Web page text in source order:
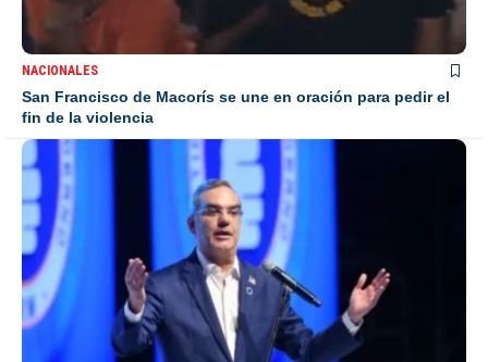
NACIONALES
San Francisco de Macorís se une en oración para pedir el
fin de la violencia